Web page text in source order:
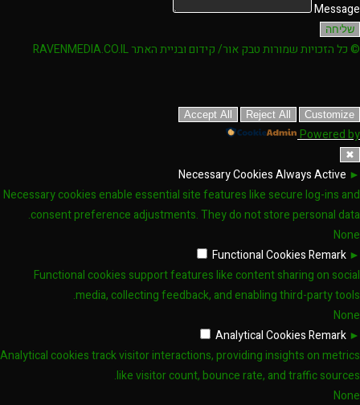
Message
שליחה
© כל הזכויות שמורות טבק אור/ קידום ובניית האתר RAVENMEDIA.CO.IL
Customize
Reject All
Accept All
Powered by
✖
►
Necessary CookiesAlways Active
Necessary cookies enable essential site features like secure log-ins and
consent preference adjustments. They do not store personal data.
None
►
Functional CookiesRemark
Functional cookies support features like content sharing on social
media, collecting feedback, and enabling third-party tools.
None
►
Analytical CookiesRemark
Analytical cookies track visitor interactions, providing insights on metrics
like visitor count, bounce rate, and traffic sources.
None